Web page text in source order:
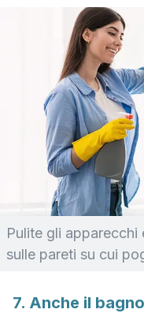
Pulite gli apparecchi
sulle pareti su cui
7. Anche il